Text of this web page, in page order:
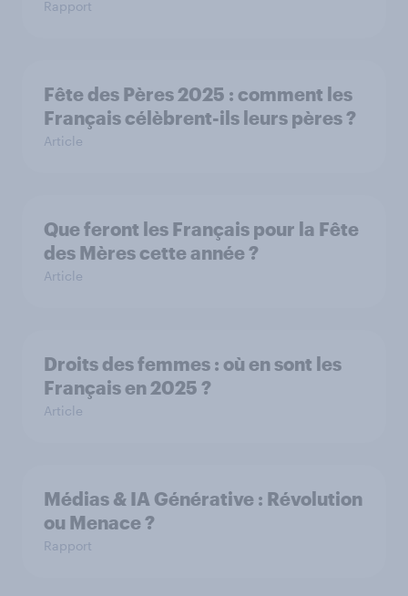
Rapport
Fête des Pères 2025 : comment les
Français célèbrent-ils leurs pères ?
Article
Que feront les Français pour la Fête
des Mères cette année ?
Article
Droits des femmes : où en sont les
Français en 2025 ?
Article
Médias & IA Générative : Révolution
ou Menace ?
Rapport